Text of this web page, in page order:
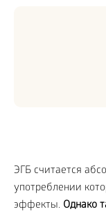
ЭГБ считается
употреблении
эффекты. Однако